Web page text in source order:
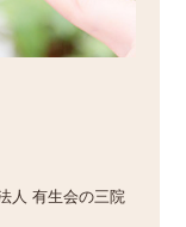
人 有生会の三院